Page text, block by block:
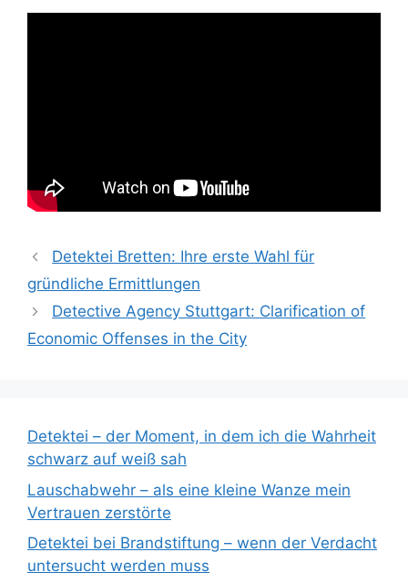
Detektei Bretten: Ihre erste Wahl für
gründliche Ermittlungen
Detective Agency Stuttgart: Clarification of
Economic Offenses in the City
Detektei – der Moment, in dem ich die Wahrheit
schwarz auf weiß sah
Lauschabwehr – als eine kleine Wanze mein
Vertrauen zerstörte
Detektei bei Brandstiftung – wenn der Verdacht
untersucht werden muss